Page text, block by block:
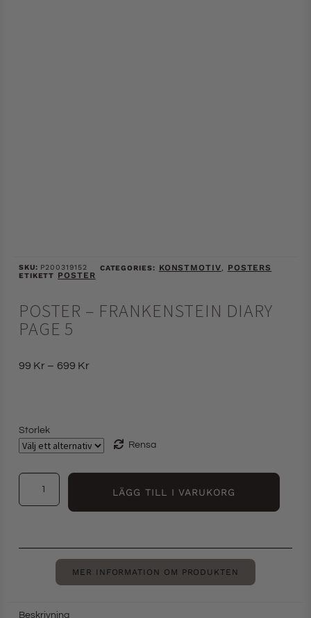
SKU: P200319152 CATEGORIES: KONSTMOTIV, POSTERS
ETIKETT POSTER
POSTER – FRANKENSTEIN DIARY
PAGE 5
99 Kr – 699 Kr
Storlek
Rensa
LÄGG TILL I VARUKORG
MER INFORMATION OM PRODUKTEN
Beskrivning